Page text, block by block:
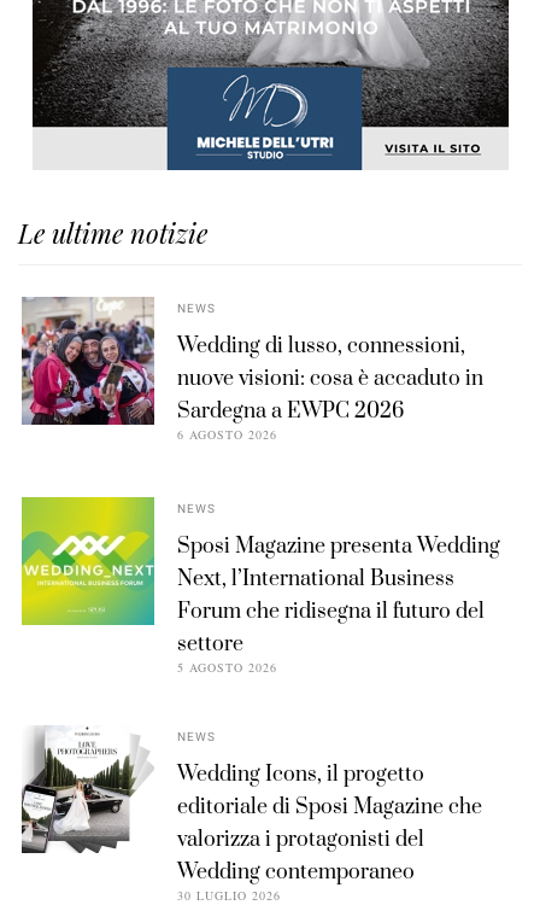
Le ultime notizie
NEWS
Wedding di lusso, connessioni,
nuove visioni: cosa è accaduto in
Sardegna a EWPC 2026
6 AGOSTO 2026
NEWS
Sposi Magazine presenta Wedding
Next, l’International Business
Forum che ridisegna il futuro del
settore
5 AGOSTO 2026
NEWS
Wedding Icons, il progetto
editoriale di Sposi Magazine che
valorizza i protagonisti del
Wedding contemporaneo
30 LUGLIO 2026